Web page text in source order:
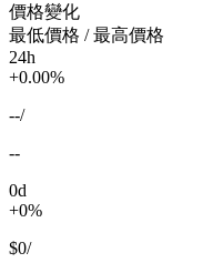
價格變化
最低價格 / 最高價格
24h
+0.00%
--/
--
0d
+0%
$0/